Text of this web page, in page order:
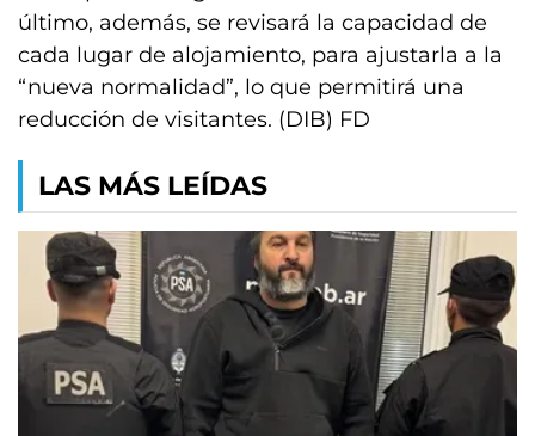
último, además, se revisará la capacidad de
cada lugar de alojamiento, para ajustarla a la
“nueva normalidad”, lo que permitirá una
reducción de visitantes. (DIB) FD
LAS MÁS LEÍDAS